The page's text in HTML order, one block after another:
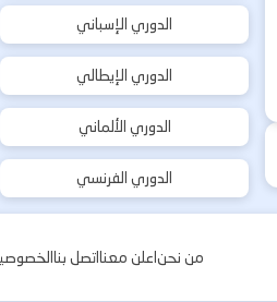
الدوري الإسباني
الدوري الإيطالي
الدوري الألماني
الدوري الفرنسي
من نحناعلن معنااتصل بنا